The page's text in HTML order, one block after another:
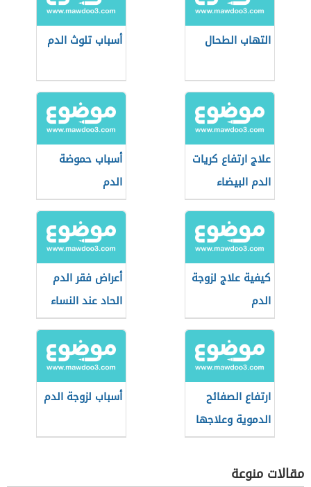
التهاب الطحال أسباب تلوث الدم
علاج ارتفاع كريات
الدم البيضاء
أسباب حموضة
الدم
كيفية علاج لزوجة
الدم
أعراض فقر الدم
الحاد عند النساء
ارتفاع الصفائح
الدموية وعلاجها
أسباب لزوجة الدم
مقالات منوعة